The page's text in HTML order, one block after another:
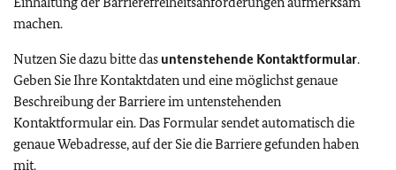
machen.
Nutzen Sie dazu bitte das untenstehende Kontaktformular.
Geben Sie Ihre Kontaktdaten und eine möglichst genaue
Beschreibung der Barriere im untenstehenden
Kontaktformular ein. Das Formular sendet automatisch die
genaue Webadresse, auf der Sie die Barriere gefunden haben
mit.